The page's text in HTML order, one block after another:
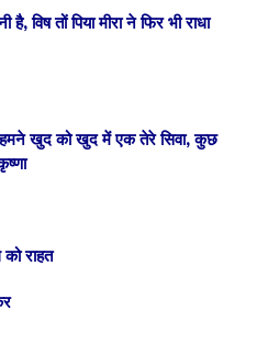
विष तों पिया मीरा ने फिर भी राधा
हमने खुद को खुद में एक तेरे सिवा, कुछ
को राहत